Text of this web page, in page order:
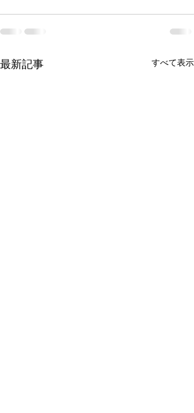
最新記事 すべて表示